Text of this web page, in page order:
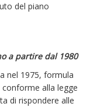
del piano
a partire dal 1980
nel 1975, formula
alla legge
di rispondere alle